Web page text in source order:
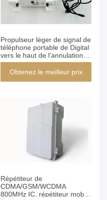
Propulseur léger de signal de
téléphone portable de Digital
vers le haut de l'annulation
d'interférence 30dB muette
de lien ICS Pico Repeatear
Obtenez le meilleur prix
Répétiteur de
CDMA/GSM/WCDMA
800MHz IC, répétiteur mobile